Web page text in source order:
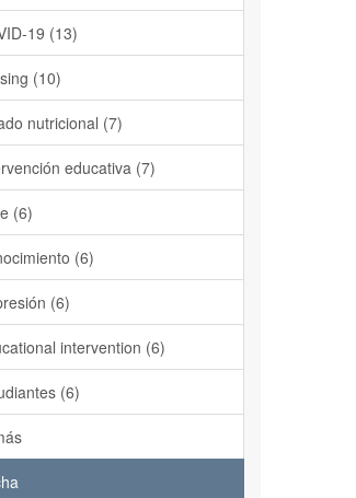
19 (13)
(10)
nutricional (7)
educativa (7)
(6)
(6)
(6)
intervention (6)
(6)